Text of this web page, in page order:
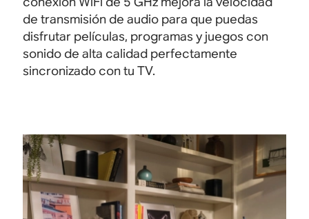
de transmisión de audio para que puedas
disfrutar películas, programas y juegos con
sonido de alta calidad perfectamente
sincronizado con tu TV.